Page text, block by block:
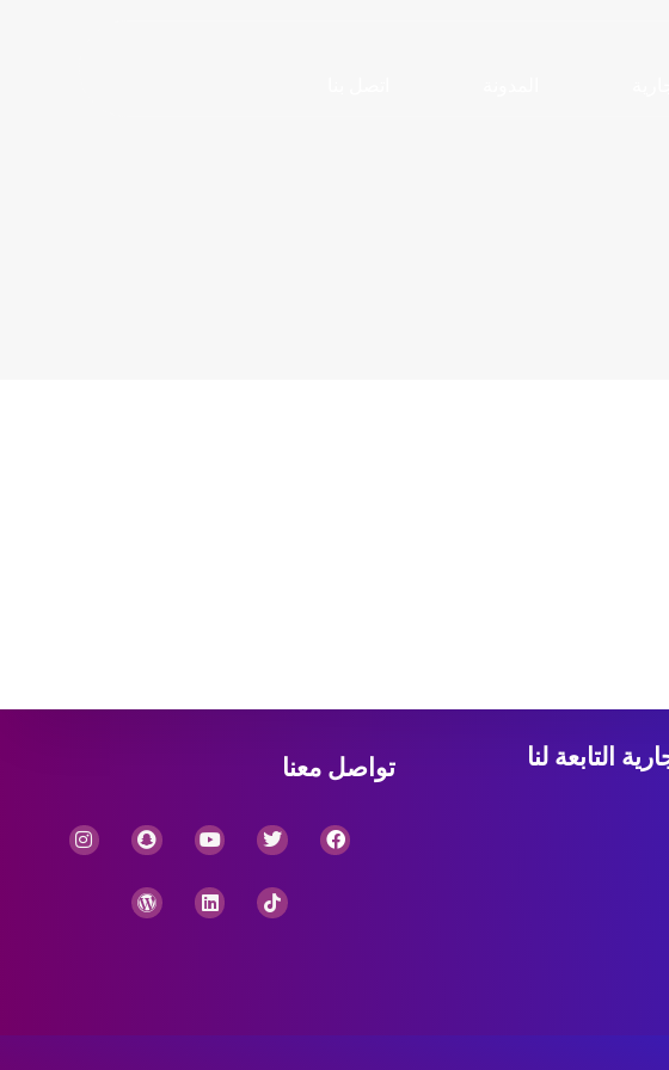
التابعة لنا تواصل معنا